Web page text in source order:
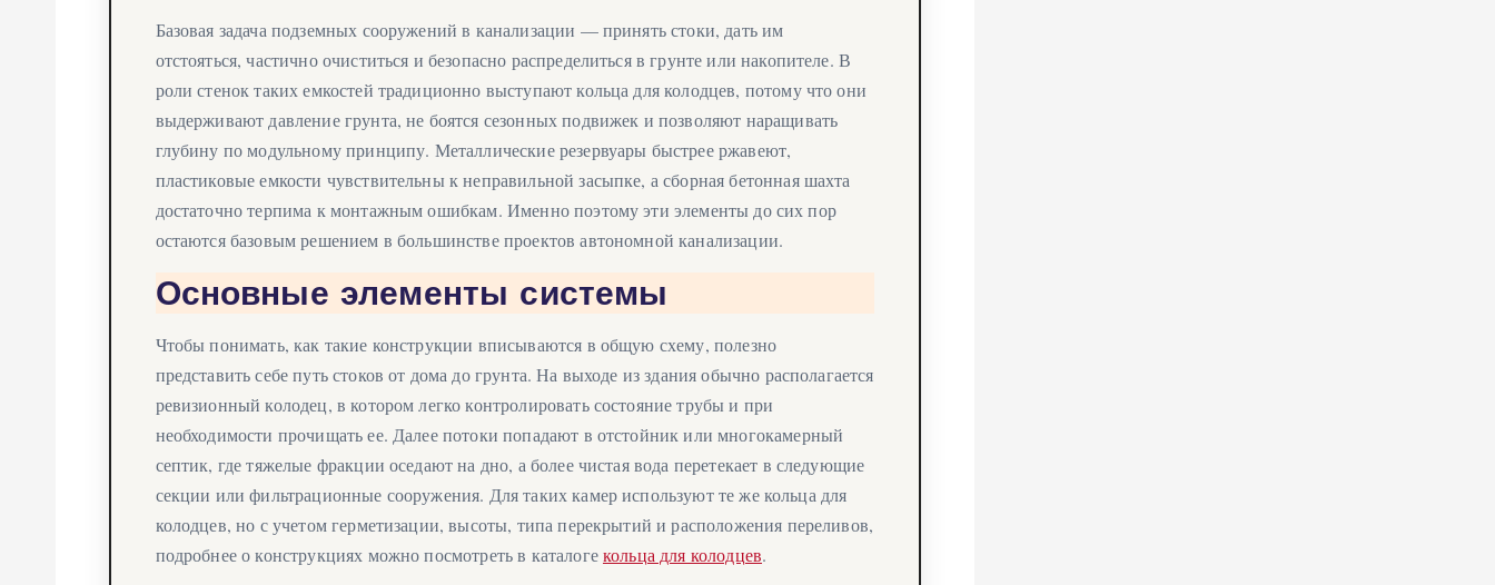
Базовая задача подземных сооружений в канализации — принять стоки, дать им
отстояться, частично очиститься и безопасно распределиться в грунте или накопителе. В
роли стенок таких емкостей традиционно выступают кольца для колодцев, потому что они
выдерживают давление грунта, не боятся сезонных подвижек и позволяют наращивать
глубину по модульному принципу. Металлические резервуары быстрее ржавеют,
пластиковые емкости чувствительны к неправильной засыпке, а сборная бетонная шахта
достаточно терпима к монтажным ошибкам. Именно поэтому эти элементы до сих пор
остаются базовым решением в большинстве проектов автономной канализации.
Основные элементы системы
Чтобы понимать, как такие конструкции вписываются в общую схему, полезно
представить себе путь стоков от дома до грунта. На выходе из здания обычно располагается
ревизионный колодец, в котором легко контролировать состояние трубы и при
необходимости прочищать ее. Далее потоки попадают в отстойник или многокамерный
септик, где тяжелые фракции оседают на дно, а более чистая вода перетекает в следующие
секции или фильтрационные сооружения. Для таких камер используют те же кольца для
колодцев, но с учетом герметизации, высоты, типа перекрытий и расположения переливов,
подробнее о конструкциях можно посмотреть в каталогекольца для колодцев.